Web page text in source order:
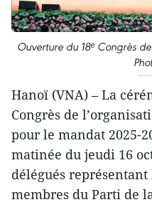
Ouverture du 18ᵉ Congrès
Hanoï (VNA) – La
Congrès de
pour le mandat 2025-
matinée du jeudi 16
délégués représentant
membres du Parti de